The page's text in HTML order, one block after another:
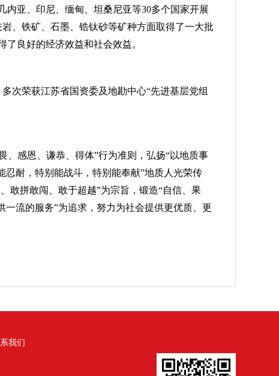
亚、印尼、缅甸、坦桑尼亚等30多个国家开展
、铁矿、石墨、锆钛砂等矿种方面取得了一大批
良好的经济效益和社会效益。
次荣获江苏省国资委及地勘中心“先进基层党组
、感恩、谦恭、得体”行为准则，弘扬“以地质事
耐，特别能战斗，特别能奉献”地质人光荣传
敢拼敢闯、敢于超越”为宗旨，锻造“自信、果
流的服务”为追求，努力为社会提供更优质、更
我们